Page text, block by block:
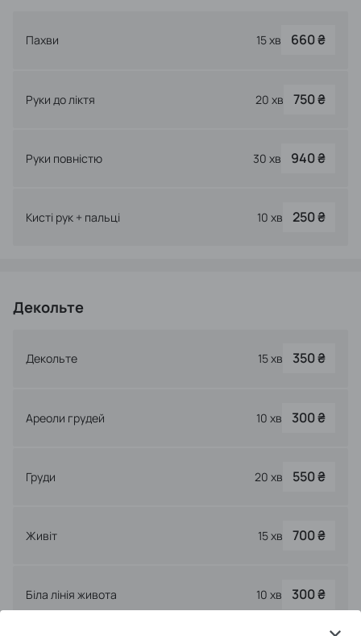
Пахви 15 хв 660 ₴
Руки до ліктя 20 хв 750 ₴
Руки повністю 30 хв 940 ₴
Кисті рук + пальці 10 хв 250 ₴
Декольте
Декольте 15 хв 350 ₴
Ареоли грудей 10 хв 300 ₴
Груди 20 хв 550 ₴
Живіт 15 хв 700 ₴
Біла лінія живота 10 хв 300 ₴